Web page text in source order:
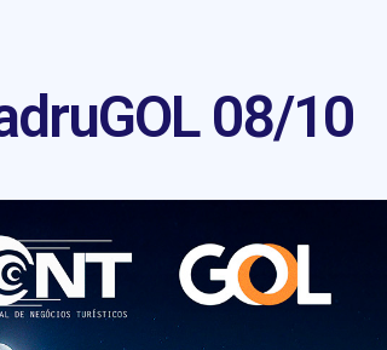
08/10